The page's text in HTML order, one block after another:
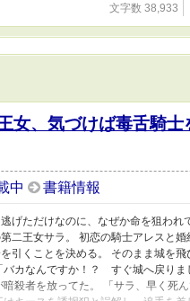
文字数 38,933
女、気づけば毒舌騎
中 書籍情報
逃げただけなのに、なぜか命を狙わ
二王女サラ。 初恋の騎士アレスと
引くことを決める。 そのまま城を
バカなんですか！？ すぐ城へ戻り
暗殺者を放ってた。 「サラ、早く死